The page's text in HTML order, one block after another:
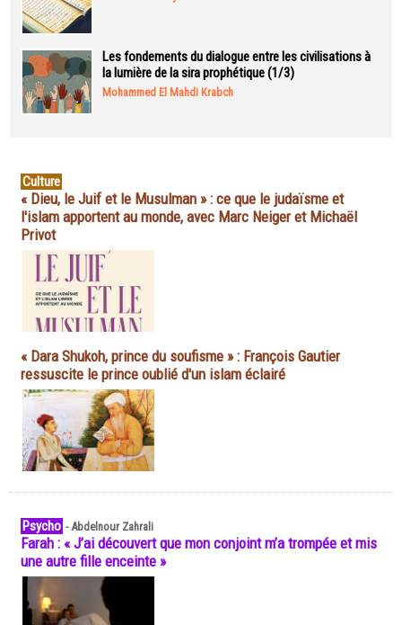
Les fondements du dialogue entre les civilisations à
la lumière de la sira prophétique (1/3)
Mohammed El Mahdi Krabch
Culture
« Dieu, le Juif et le Musulman » : ce que le judaïsme et
l'islam apportent au monde, avec Marc Neiger et Michaël
Privot
« Dara Shukoh, prince du soufisme » : François Gautier
ressuscite le prince oublié d'un islam éclairé
Psycho -Abdelnour Zahrali
Farah : « J’ai découvert que mon conjoint m’a trompée et mis
une autre fille enceinte »